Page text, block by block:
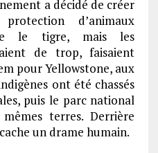
a décidé de créer
d’animaux
le tigre, mais les
de trop, faisaient
pour Yellowstone, aux
ont été chassés
puis le parc national
terres. Derrière
un drame humain.